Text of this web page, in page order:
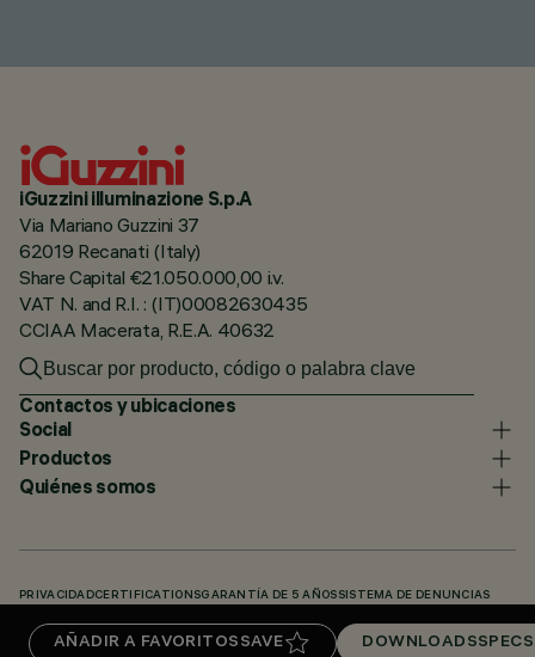
AÑADIR A FAVORITOS SAVE DOWNLOADSSPECS
iGuzzini illuminazione S.p.A
Via Mariano Guzzini 37
62019 Recanati (Italy)
Share Capital €21.050.000,00 i.v.
VAT N. and R.I. : (IT)00082630435
CCIAA Macerata, R.E.A. 40632
Contactos y ubicaciones
Social
Productos
Quiénes somos
PRIVACIDADCERTIFICATIONSGARANTÍA DE 5 AÑOS SISTEMA DE DENUNCIAS
KNOWLEDGE BASE (LOGIN REQUIRED)DOWNLOADS